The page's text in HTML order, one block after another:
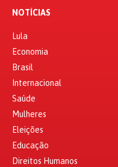
NOTÍCIAS
Lula
Economia
Brasil
Internacional
Saúde
Mulheres
Eleições
Educação
Direitos Humanos